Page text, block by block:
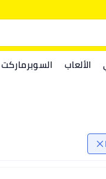
الألعاب السوبرماركت